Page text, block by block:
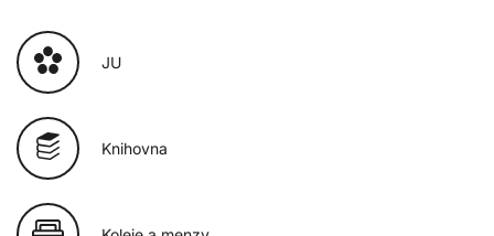
JU
Knihovna